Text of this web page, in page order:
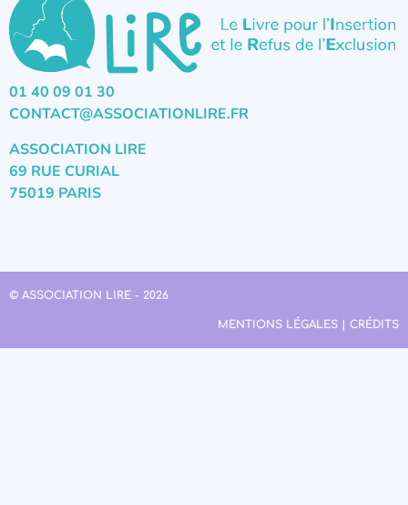
01 40 09 01 30
CONTACT@ASSOCIATIONLIRE.FR
ASSOCIATION LIRE
69 RUE CURIAL
75019 PARIS
© ASSOCIATION LIRE - 2026
MENTIONS LÉGALES | CRÉDITS